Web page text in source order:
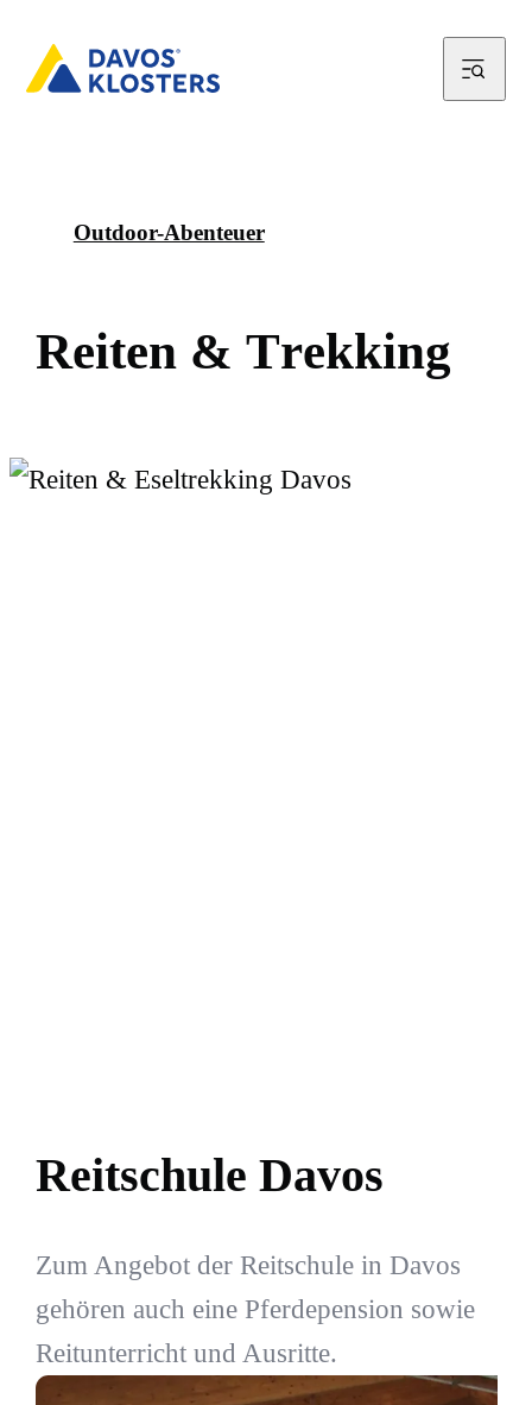
Outdoor-Abenteuer
Reiten & Trekking
Reitschule Davos
Zum Angebot der Reitschule in Davos
gehören auch eine Pferdepension sowie
Reitunterricht und Ausritte.